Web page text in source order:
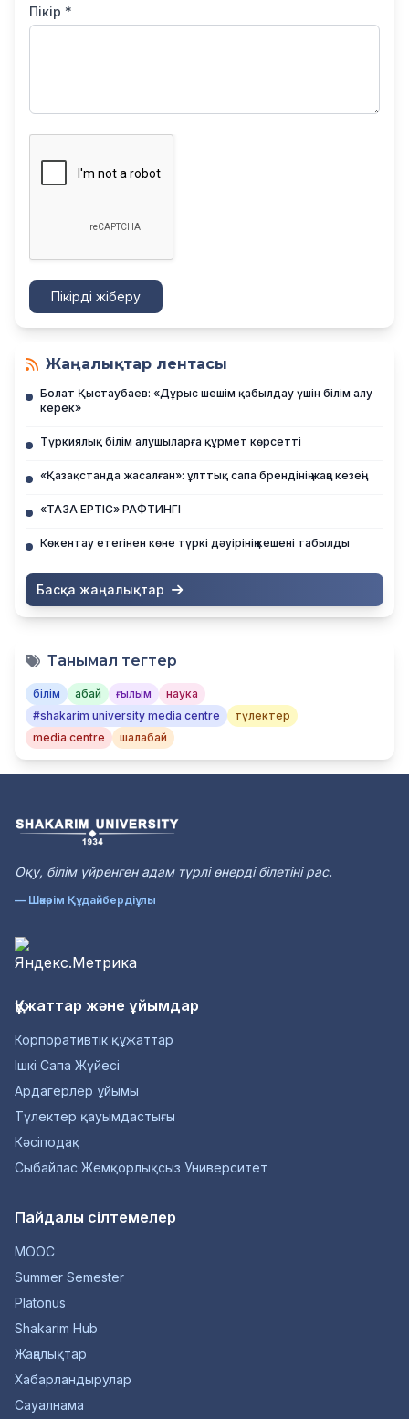
Пікір *
Пікірді жіберу
Жаңалықтар лентасы
Болат Қыстаубаев: «Дұрыс шешім қабылдау үшін білім алу
керек»
Түркиялық білім алушыларға құрмет көрсетті
«Қазақстанда жасалған»: ұлттық сапа брендінің жаңа кезеңі
«ТАЗА ЕРТІС» РАФТИНГІ
Көкентау етегінен көне түркі дәуірінің кешені табылды
Басқа жаңалықтар
Танымал тегтер
білім абай ғылым
наука
#shakarim university media centre
түлектер
media centre
шалабай
Оқу, білім үйренген адам түрлі өнерді білетіні рас.
— Шәкәрім Құдайбердіұлы
Құжаттар және ұйымдар
Корпоративтік құжаттар
Ішкі Сапа Жүйесі
Ардагерлер ұйымы
Түлектер қауымдастығы
Кәсіподақ
Сыбайлас Жемқорлықсыз Университет
Пайдалы сілтемелер
MOOC
Summer Semester
Platonus
Shakarim Hub
Жаңалықтар
Хабарландырулар
Сауалнама